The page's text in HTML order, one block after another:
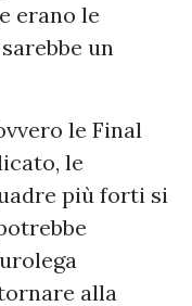
erano le
un
le Final
le
più forti si
alla